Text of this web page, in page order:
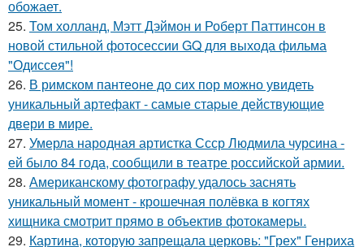
обожает.
25. Том холланд, Мэтт Дэймон и Роберт Паттинсон в
новой стильной фотосессии GQ для выхода фильма
"Одиссея"!
26. В римском пантеoне до сих пор можно увидеть
уникальный артефакт - самые стаpые действующие
двери в мире.
27. Умерла народная артистка Ссср Людмила чурсина -
ей было 84 года, сообщили в театре российской армии.
28. Американскому фотографу удалось заснять
уникальный момент - крошечная полёвка в когтях
хищника смотрит прямо в объектив фотокамеры.
29. Картина, которую запрещала церковь: "Грех" Генриха